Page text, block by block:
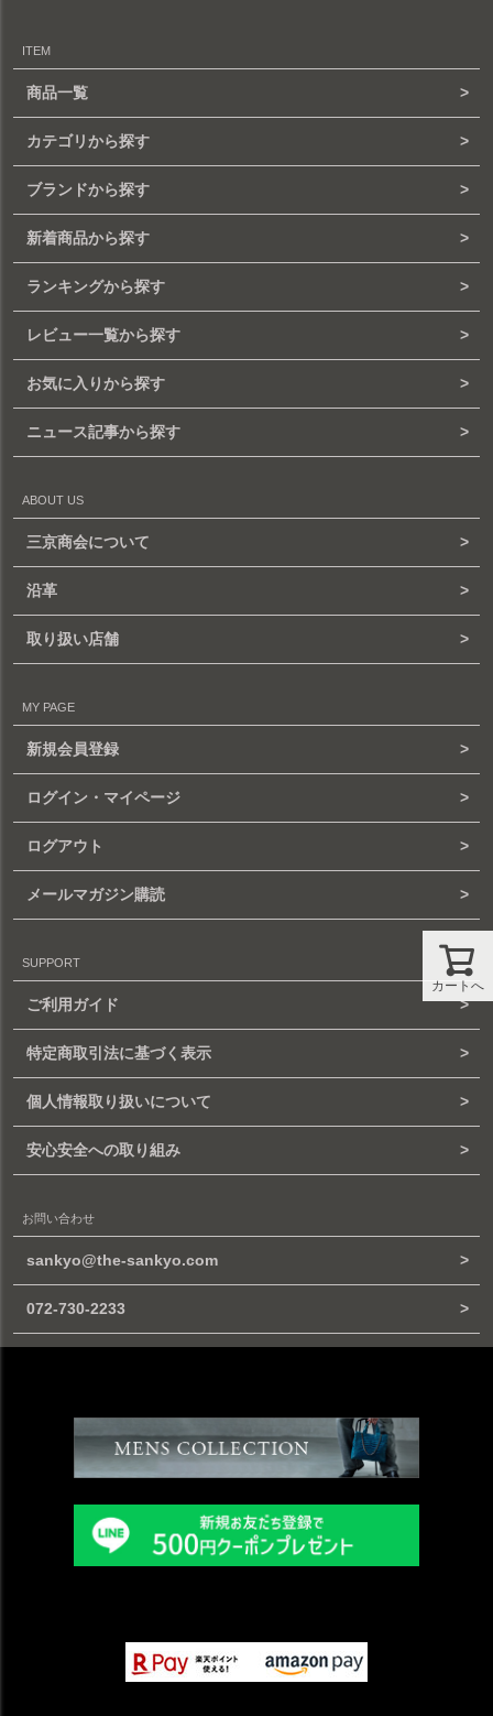
カートへ
ITEM
商品一覧
カテゴリから探す
ブランドから探す
新着商品から探す
ランキングから探す
レビュー一覧から探す
お気に入りから探す
ニュース記事から探す
ABOUT US
三京商会について
沿革
取り扱い店舗
MY PAGE
新規会員登録
ログイン・マイページ
ログアウト
メールマガジン購読
SUPPORT
ご利用ガイド
特定商取引法に基づく表示
個人情報取り扱いについて
安心安全への取り組み
お問い合わせ
sankyo@the-sankyo.com
072-730-2233